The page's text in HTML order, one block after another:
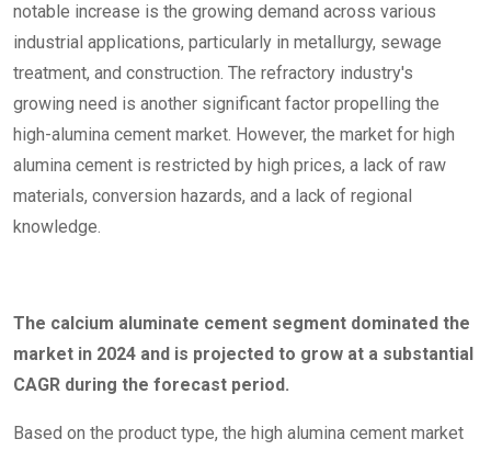
notable increase is the growing demand across various
industrial applications, particularly in metallurgy, sewage
treatment, and construction. The refractory industry's
growing need is another significant factor propelling the
high-alumina cement market. However, the market for high
alumina cement is restricted by high prices, a lack of raw
materials, conversion hazards, and a lack of regional
knowledge.
The calcium aluminate cement segment dominated the
market in 2024 and is projected to grow at a substantial
CAGR during the forecast period.
Based on the product type, the high alumina cement market